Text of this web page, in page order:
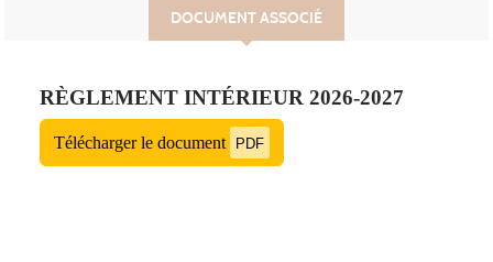
DOCUMENT ASSOCIÉ
RÈGLEMENT INTÉRIEUR 2026-2027
Télécharger le document PDF